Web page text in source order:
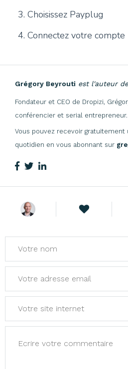
Choisissez Payplug
Connectez votre compte
Grégory Beyrouti est l'auteur
Fondateur et CEO de Dropizi,
conférencier et serial entrepreneur.
Vous pouvez recevoir
quotidien en vous abonnant sur